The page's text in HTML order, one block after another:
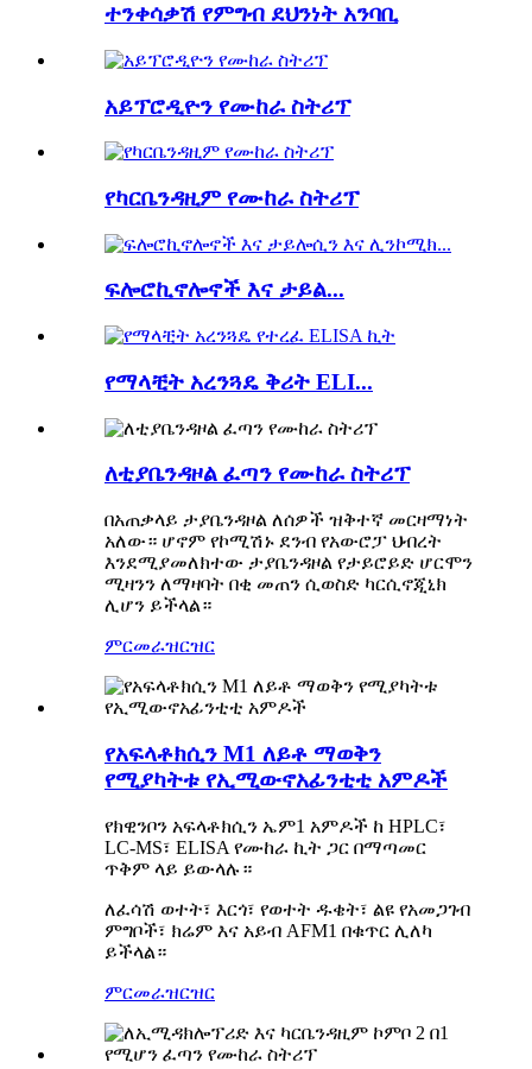
ተንቀሳቃሽ የምግብ ደህንነት አንባቢ
አይፕሮዲዮን የሙከራ ስትሪፕ
የካርቤንዳዚም የሙከራ ስትሪፕ
ፍሎሮኪኖሎኖች እና ታይል...
የማላቺት አረንጓዴ ቅሪት ELI...
ለቲያቤንዳዞል ፈጣን የሙከራ ስትሪፕ
በአጠቃላይ ታያቤንዳዞል ለሰዎች ዝቅተኛ መርዛማነት
አለው። ሆኖም የኮሚሽኑ ደንብ የአውሮፓ ህብረት
እንደሚያመለክተው ታያቤንዳዞል የታይሮይድ ሆርሞን
ሚዛንን ለማዛባት በቂ መጠን ሲወስድ ካርሲኖጂኒክ
ሊሆን ይችላል።
ምርመራዝርዝር
የአፍላቶክሲን M1 ለይቶ ማወቅን
የሚያካትቱ የኢሚውኖአፊንቲቲ አምዶች
የክዊንቦን አፍላቶክሲን ኤም1 አምዶች ከ HPLC፣
LC-MS፣ ELISA የሙከራ ኪት ጋር በማጣመር
ጥቅም ላይ ይውላሉ።
ለፈሳሽ ወተት፣ እርጎ፣ የወተት ዱቄት፣ ልዩ የአመጋገብ
ምግቦች፣ ክሬም እና አይብ AFM1 በቁጥር ሊለካ
ይችላል።
ምርመራዝርዝር